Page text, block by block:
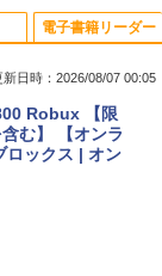
A18 Proチッ
ック：AIとAppl
ディスプ
SSD、1080p
for 13インチ
新日時：2026/08/07 00:05
Robux 【限
む】 【オンラ
ロックス | オン
電子書籍リーダー